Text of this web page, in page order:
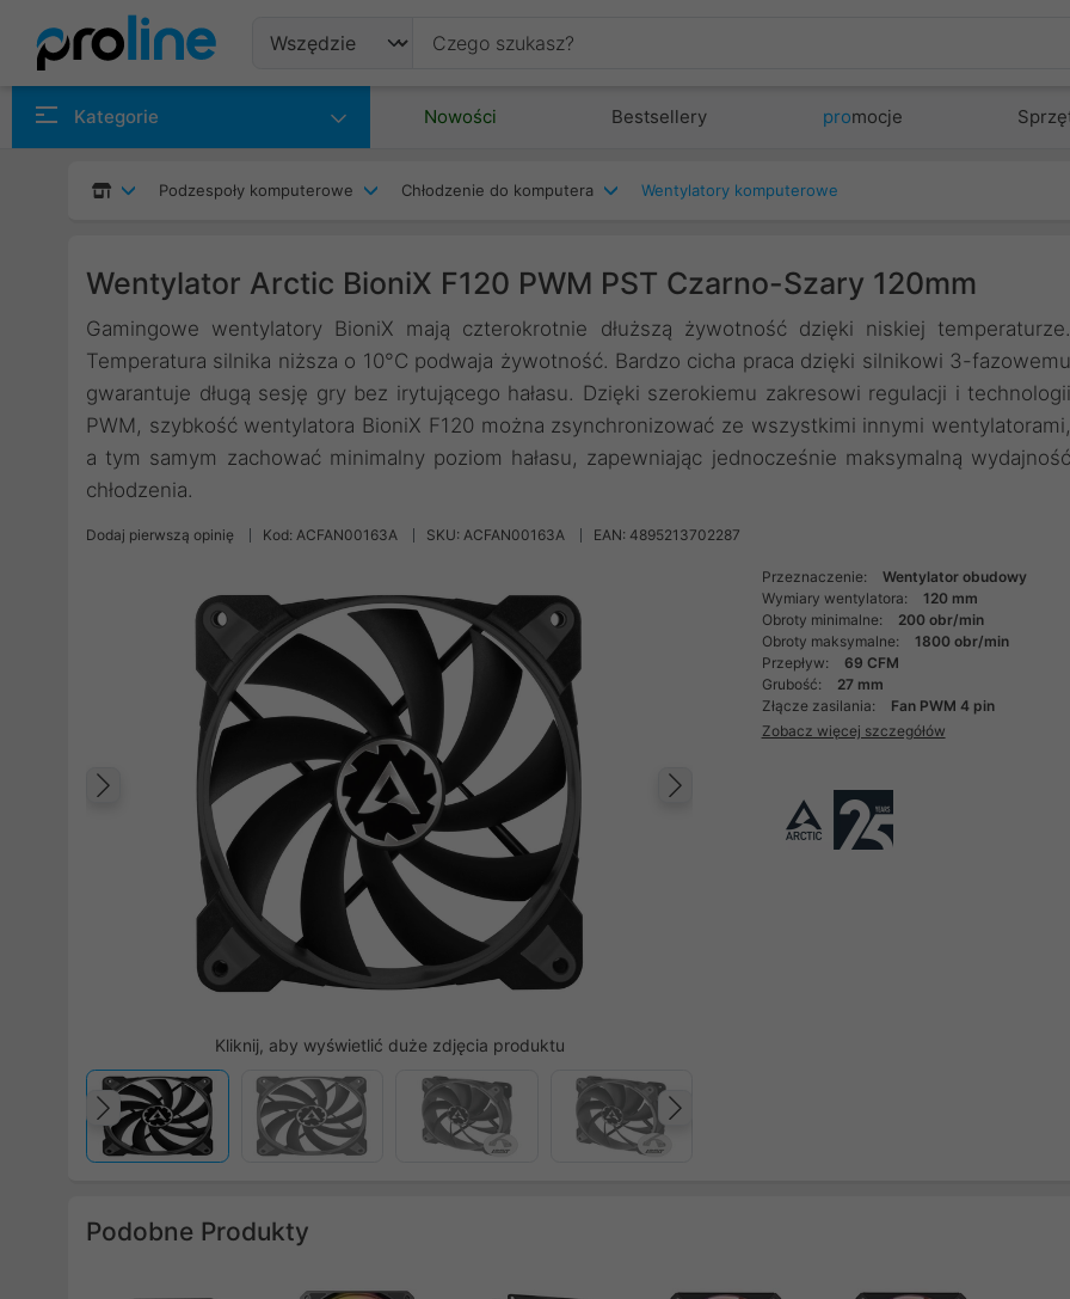
Kategorie Nowości Bestsellery promocje
Podzespoły komputerowe Chłodzenie do komputera Wentylatory komputerowe
Wentylator Arctic BioniX F120 PWM PST Czarno-Szary 120mm
Gamingowe wentylatory BioniX mają czterokrotnie dłuższą żywotność dzięki niskiej temperaturze.
Temperatura silnika niższa o 10°C podwaja żywotność. Bardzo cicha praca dzięki silnikowi 3-fazowemu
gwarantuje długą sesję gry bez irytującego hałasu. Dzięki szerokiemu zakresowi regulacji i technologii
PWM, szybkość wentylatora BioniX F120 można zsynchronizować ze wszystkimi innymi wentylatorami,
a tym samym zachować minimalny poziom hałasu, zapewniając jednocześnie maksymalną wydajność
chłodzenia.
Dodaj pierwszą opinię Kod: ACFAN00163A SKU: ACFAN00163A EAN: 4895213702287
Następny
Poprzedni
Kliknij, aby wyświetlić duże zdjęcia produktu
Poprzedni
Przeznaczenie:
Wentylator obudowy
Wymiary wentylatora:
120 mm
Obroty minimalne:
200 obr/min
Obroty maksymalne:
1800 obr/min
Przepływ:
69 CFM
Grubość:
27 mm
Złącze zasilania:
Fan PWM 4 pin
Zobacz więcej szczegółów
Podobne Produkty